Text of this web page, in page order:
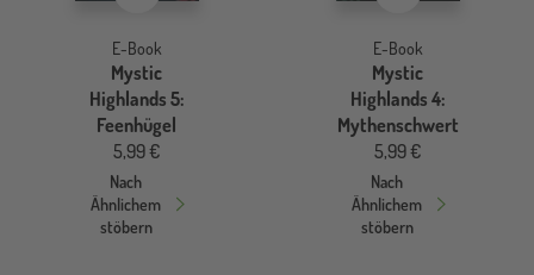
E-Book
Mystic
Highlands 5:
Feenhügel
5,99 €
Nach
Ähnlichem
stöbern
E-Book
Mystic
Highlands 4:
Mythenschwert
5,99 €
Nach
Ähnlichem
stöbern